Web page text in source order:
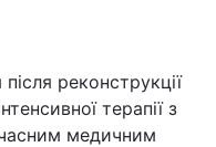
реконструкції
терапії з
медичним